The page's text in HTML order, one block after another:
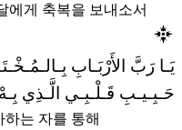
에게 축복을 보내소서
يَـا رَبَّ الأَرْبَـابِ
حَـبِـيـبِ قَـلْـبِـي الَّـذِي
는 자를 통해